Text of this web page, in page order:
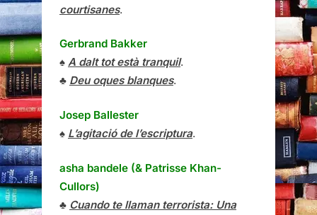
courtisanes.
Gerbrand Bakker
♠ A dalt tot està tranquil.
♣ Deu oques blanques.
Josep Ballester
♠ L’agitació de l’escriptura.
asha bandele (& Patrisse Khan-
Cullors)
♣ Cuando te llaman terrorista: Una